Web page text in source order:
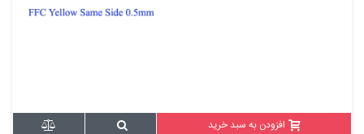
افزودن به سبد خرید